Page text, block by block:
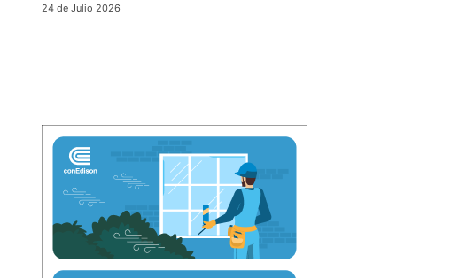
24 de Julio 2026